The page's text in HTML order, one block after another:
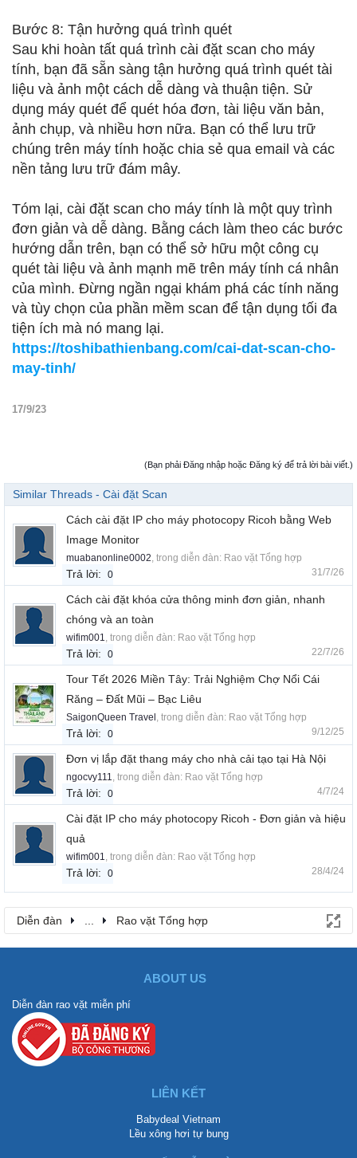
Bước 8: Tận hưởng quá trình quét
Sau khi hoàn tất quá trình cài đặt scan cho máy
tính, bạn đã sẵn sàng tận hưởng quá trình quét tài
liệu và ảnh một cách dễ dàng và thuận tiện. Sử
dụng máy quét để quét hóa đơn, tài liệu văn bản,
ảnh chụp, và nhiều hơn nữa. Bạn có thể lưu trữ
chúng trên máy tính hoặc chia sẻ qua email và các
nền tảng lưu trữ đám mây.
Tóm lại, cài đặt scan cho máy tính là một quy trình
đơn giản và dễ dàng. Bằng cách làm theo các bước
hướng dẫn trên, bạn có thể sở hữu một công cụ
quét tài liệu và ảnh mạnh mẽ trên máy tính cá nhân
của mình. Đừng ngần ngại khám phá các tính năng
và tùy chọn của phần mềm scan để tận dụng tối đa
tiện ích mà nó mang lại.
https://toshibathienbang.com/cai-dat-scan-cho-
may-tinh/
17/9/23
(Bạn phải Đăng nhập hoặc Đăng ký để trả lời bài viết.)
Similar Threads - Cài đặt Scan
Cách cài đặt IP cho máy photocopy Ricoh bằng Web
Image Monitor
muabanonline0002, trong diễn đàn: Rao vặt Tổng hợp
Trả lời: 0 31/7/26
Cách cài đặt khóa cửa thông minh đơn giản, nhanh
chóng và an toàn
wifim001, trong diễn đàn: Rao vặt Tổng hợp
Trả lời: 0 22/7/26
Tour Tết 2026 Miền Tây: Trải Nghiệm Chợ Nổi Cái
Răng – Đất Mũi – Bạc Liêu
SaigonQueen Travel , trong diễn đàn: Rao vặt Tổng hợp
Trả lời: 0 9/12/25
Đơn vị lắp đặt thang máy cho nhà cải tạo tại Hà Nội
ngocvy111, trong diễn đàn: Rao vặt Tổng hợp
Trả lời: 0 4/7/24
Cài đặt IP cho máy photocopy Ricoh - Đơn giản và hiệu
quả
wifim001, trong diễn đàn: Rao vặt Tổng hợp
Trả lời: 0 28/4/24
Diễn đàn ... Rao vặt Tổng hợp
ABOUT US
Diễn đàn rao vặt miễn phí
LIÊN KẾT
Babydeal Vietnam
Lều xông hơi tự bung